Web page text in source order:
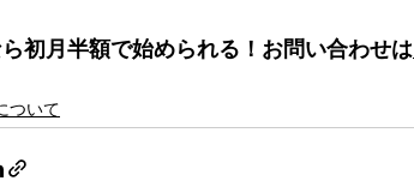
初月半額で始められる！お問い合わせは
ついて